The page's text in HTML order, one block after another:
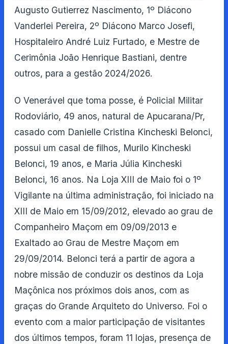
Augusto Gutierrez Nascimento, 1º Diácono
Vanderlei Pereira, 2º Diácono Marco Josefi,
Hospitaleiro André Luiz Furtado, e Mestre de
Cerimônia João Henrique Bastiani, dentre
outros, para a gestão 2024/2026.
O Venerável que toma posse, é Policial Militar
Rodoviário, 49 anos, natural de Apucarana/Pr,
casado com Danielle Cristina Kincheski Belonci,
possui um casal de filhos, Murilo Kincheski
Belonci, 19 anos, e Maria Júlia Kincheski
Belonci, 16 anos. Na Loja XIII de Maio foi o 1º
Vigilante na última administração, foi iniciado na
XIII de Maio em 15/09/2012, elevado ao grau de
Companheiro Maçom em 09/09/2013 e
Exaltado ao Grau de Mestre Maçom em
29/09/2014. Belonci terá a partir de agora a
nobre missão de conduzir os destinos da Loja
Maçônica nos próximos dois anos, com as
graças do Grande Arquiteto do Universo. Foi o
evento com a maior participação de visitantes
dos últimos tempos, foram 11 lojas, presença de